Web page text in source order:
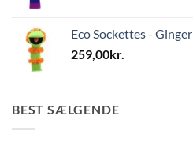
Eco Sockettes - Ginger
259,00kr.
BEST SÆLGENDE